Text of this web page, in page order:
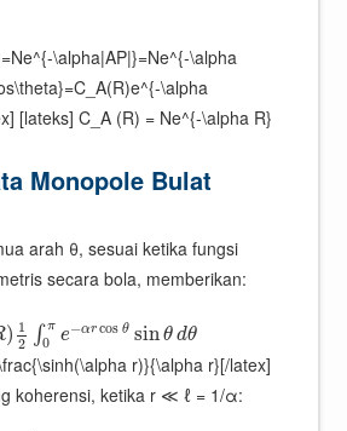
\alpha|AP|}=Ne^{-\alpha
\alpha
[lateks] C_A (R) = Ne^{-\alpha R}
Monopole Bulat
arah θ, sesuai ketika fungsi
secara bola, memberikan:
) 1
2
∫ π
0 e−αr cos θ sinθdθ
r)}{\alpha r}[/latex]
koherensi, ketika r ≪ ℓ = 1/α: